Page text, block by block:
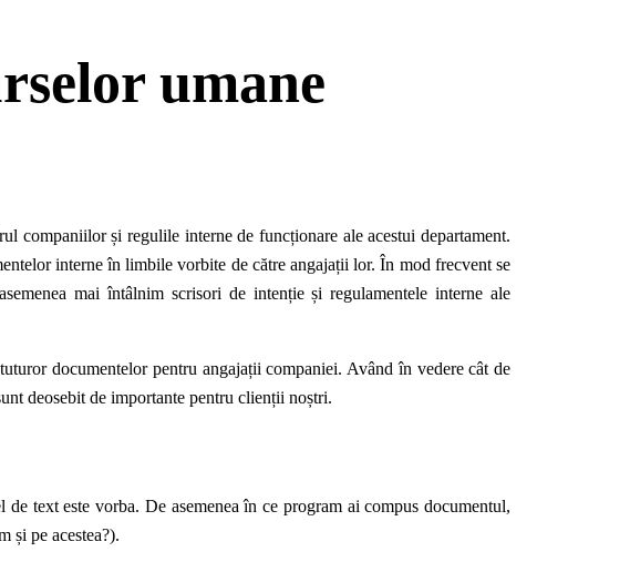
umane
companiilor și regulile interne de funcționare ale acestui departament.
interne în limbile vorbite de către angajații lor. În mod frecvent se
mai întâlnim scrisori de intenție și regulamentele interne ale
documentelor pentru angajații companiei. Având în vedere cât de
deosebit de importante pentru clienții noștri.
text este vorba. De asemenea în ce program ai compus documentul,
și pe acestea?).